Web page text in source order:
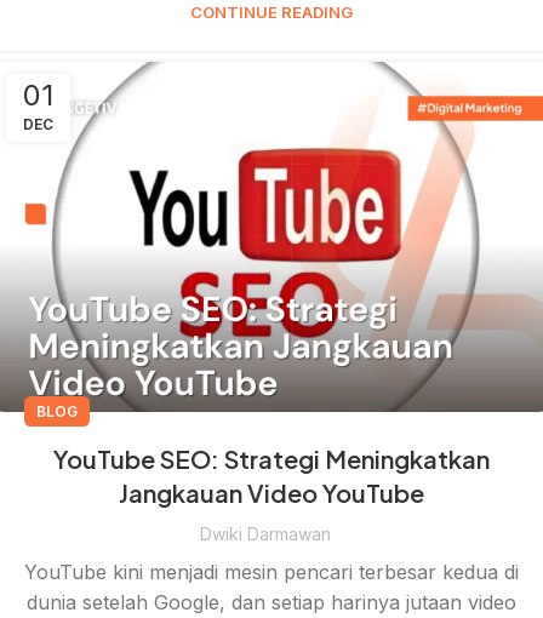
CONTINUE READING
01
DEC
BLOG
YouTube SEO: Strategi Meningkatkan
Jangkauan Video YouTube
Dwiki Darmawan
YouTube kini menjadi mesin pencari terbesar kedua di
dunia setelah Google, dan setiap harinya jutaan video